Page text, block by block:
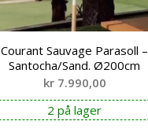
Courant Sauvage Parasoll –
Santocha/Sand. Ø200cm
kr7.990,00
2 på lager